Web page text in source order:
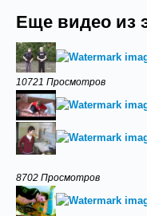
Еще видео из
10721 Просмотров
8702 Просмотров